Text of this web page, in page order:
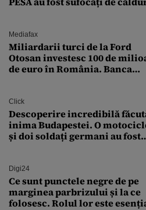
Mediafax
Miliardarii turci de la Ford
Otosan investesc 100 de
de euro în România. Banca
Click
Descoperire incredibilă
inima Budapestei. O
și doi soldați germani au fost
Digi24
Ce sunt punctele negre de pe
marginea parbrizului și la ce
folosesc. Rolul lor este